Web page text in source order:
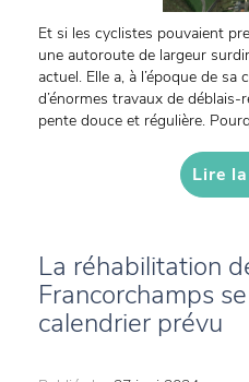
Et si les cyclistes pouvaient
une autoroute de largeur
actuel. Elle a, à l’époque de
d’énormes travaux de
pente douce et régulière.
Lire
La réhabilitation
Francorchamps
calendrier prévu